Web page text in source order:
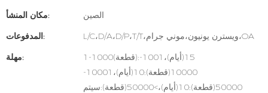
مكان المنشأ:
الصين
المدفوعات:
L/C،D/A،D/P،T/T،ويسترن يونيون،موني جرام،OA
مهلة:
1-1000(قطعة):15(أيام)،1001-
10000(قطعة):10(أيام)،10001-
50000(قطعة):10(أيام)،>50000(قطعة):سيتم